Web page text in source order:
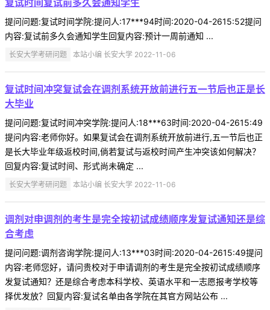
复试时间复试前多久会通知学生
提问问题:复试时间学院:提问人:17***94时间:2020-04-2615:52提问
内容:复试前多久会通知学生回复内容:预计一周前通知 ...
长安大学考研问题 本站小编 长安大学 2022-11-06
复试时间冲突复试会在调剂系统开放前进行五一节后也正是长
大毕业
提问问题:复试时间冲突学院:提问人:18***63时间:2020-04-2615:49
提问内容:老师你好。如果复试会在调剂系统开放前进行,五一节后也正
是长大毕业年级返校时间,倘若复试与返校时间产生冲突该如何解决？
回复内容:复试时间、形式尚未确定 ...
长安大学考研问题 本站小编 长安大学 2022-11-06
调剂对申调剂的考生是完全按初试成绩顺序发复试通知还是综
合考虑
提问问题:调剂咨询学院:提问人:13***03时间:2020-04-2615:49提问
内容:老师您好，请问贵校对于申请调剂的考生是完全按初试成绩顺序
发复试通知？还是综合考虑本科学校、英语水平和一志愿报考学校等
择优发放？回复内容:复试名单由各学院在其官方网站公布 ...